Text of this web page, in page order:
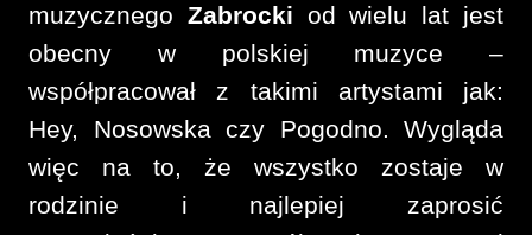
muzycznego Zabrocki od wielu lat jest
obecny w polskiej muzyce –
współpracował z takimi artystami jak:
Hey, Nosowska czy Pogodno. Wygląda
więc na to, że wszystko zostaje w
rodzinie i najlepiej zaprosić